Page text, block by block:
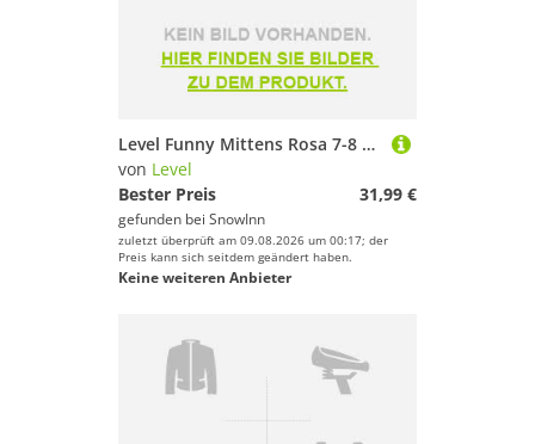
Level Funny Mittens Rosa 7-8 Years Mädchen
von Level
Bester Preis
31,99 €
gefunden bei SnowInn
zuletzt überprüft am 09.08.2026 um 00:17; der
Preis kann sich seitdem geändert haben.
Keine weiteren Anbieter